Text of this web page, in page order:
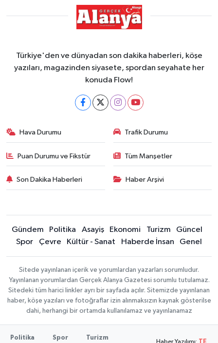
Türkiye'den ve dünyadan son dakika haberleri, köşe
yazıları, magazinden siyasete, spordan seyahate her
konuda Flow!
Hava Durumu Trafik Durumu
Puan Durumu ve Fikstür Tüm Manşetler
Son Dakika Haberleri Haber Arşivi
Gündem Politika Asayiş Ekonomi Turizm
Güncel
Spor
Çevre Kültür - Sanat Haberde İnsan Genel
Sitede yayınlanan içerik ve yorumlardan yazarları sorumludur.
Yayınlanan yorumlardan Gerçek Alanya Gazetesi sorumlu tutulamaz.
Sitedeki tüm harici linkler ayrı bir sayfada açılır. Sitemizde yayınlanan
haber, köşe yazıları ve fotoğraflar izin alınmaksızın kaynak gösterilse
dahi, herhangi bir ortamda kullanılamaz ve yayınlanamaz
Politika Spor Turizm